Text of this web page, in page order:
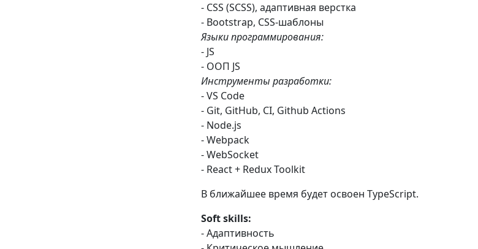
- CSS (SCSS), адаптивная верстка
- Bootstrap, CSS-шаблоны
Языки программирования:
- JS
- ООП JS
Инструменты разработки:
- VS Code
- Git, GitHub, CI, Github Actions
- Node.js
- Webpack
- WebSocket
- React + Redux Toolkit
В ближайшее время будет освоен TypeScript.
Soft skills:
- Адаптивность